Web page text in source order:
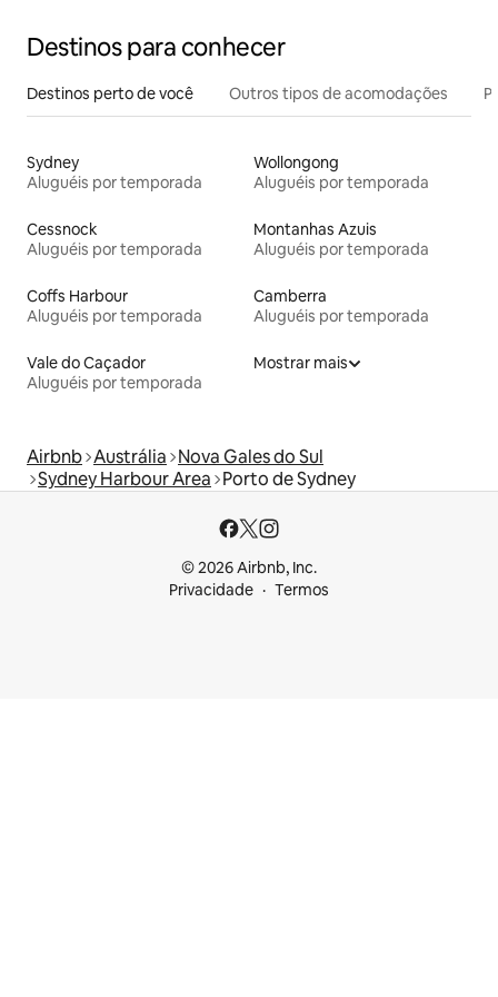
Destinos para conhecer
Destinos perto de você Outros tipos de acomodações
Sydney
Aluguéis por temporada
Wollongong
Aluguéis por temporada
Cessnock
Aluguéis por temporada
Montanhas Azuis
Aluguéis por temporada
Coffs Harbour
Aluguéis por temporada
Camberra
Aluguéis por temporada
Vale do Caçador
Aluguéis por temporada
Mostrar mais
Airbnb Austrália Nova Gales do Sul
Sydney Harbour Area Porto de Sydney
© 2026 Airbnb, Inc.
Privacidade
Termos